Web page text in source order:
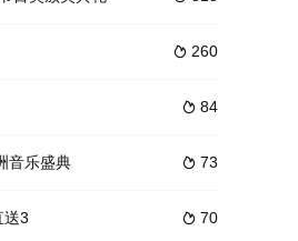
结婚”的一个目标而奔跑。
 260
 84
 73
音乐盛典
 70
送3